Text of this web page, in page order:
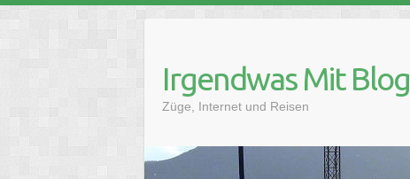
content
Irgendwas Mit Blog
Züge, Internet und Reisen